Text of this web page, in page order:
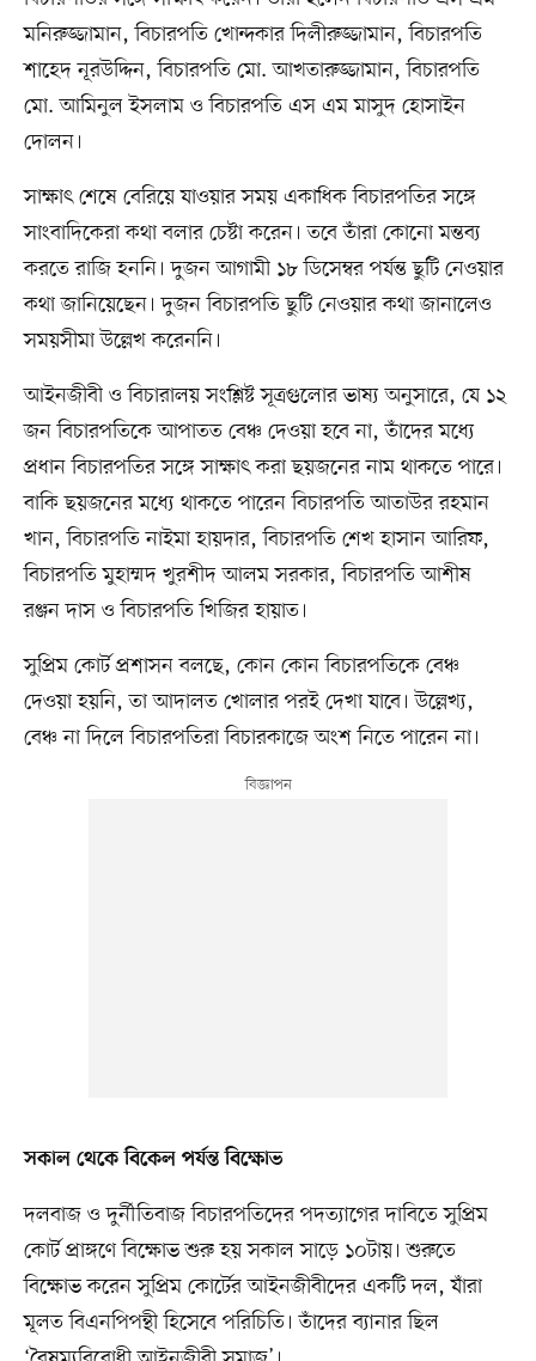
মনিরুজ্জামান, বিচারপতি খোন্দকার দিলীরুজ্জামান, বিচারপতি
শাহেদ নূরউদ্দিন, বিচারপতি মো. আখতারুজ্জামান, বিচারপতি
মো. আমিনুল ইসলাম ও বিচারপতি এস এম মাসুদ হোসাইন
দোলন।
সাক্ষাৎ শেষে বেরিয়ে যাওয়ার সময় একাধিক বিচারপতির সঙ্গে
সাংবাদিকেরা কথা বলার চেষ্টা করেন। তবে তাঁরা কোনো মন্তব্য
করতে রাজি হননি। দুজন আগামী ১৮ ডিসেম্বর পর্যন্ত ছুটি নেওয়ার
কথা জানিয়েছেন। দুজন বিচারপতি ছুটি নেওয়ার কথা জানালেও
সময়সীমা উল্লেখ করেননি।
আইনজীবী ও বিচারালয় সংশ্লিষ্ট সূত্রগুলোর ভাষ্য অনুসারে, যে ১২
জন বিচারপতিকে আপাতত বেঞ্চ দেওয়া হবে না, তাঁদের মধ্যে
প্রধান বিচারপতির সঙ্গে সাক্ষাৎ করা ছয়জনের নাম থাকতে পারে।
বাকি ছয়জনের মধ্যে থাকতে পারেন বিচারপতি আতাউর রহমান
খান, বিচারপতি নাইমা হায়দার, বিচারপতি শেখ হাসান আরিফ,
বিচারপতি মুহাম্মদ খুরশীদ আলম সরকার, বিচারপতি আশীষ
রঞ্জন দাস ও বিচারপতি খিজির হায়াত।
সুপ্রিম কোর্ট প্রশাসন বলছে, কোন কোন বিচারপতিকে বেঞ্চ
দেওয়া হয়নি, তা আদালত খোলার পরই দেখা যাবে। উল্লেখ্য,
বেঞ্চ না দিলে বিচারপতিরা বিচারকাজে অংশ নিতে পারেন না।
সকাল থেকে বিকেল পর্যন্ত বিক্ষোভ
দলবাজ ও দুর্নীতিবাজ বিচারপতিদের পদত্যাগের দাবিতে সুপ্রিম
কোর্ট প্রাঙ্গণে বিক্ষোভ শুরু হয় সকাল সাড়ে ১০টায়। শুরুতে
বিক্ষোভ করেন সুপ্রিম কোর্টের আইনজীবীদের একটি দল, যাঁরা
মূলত বিএনপিপন্থী হিসেবে পরিচিতি। তাঁদের ব্যানার ছিল